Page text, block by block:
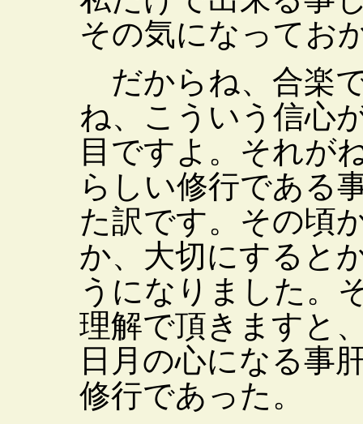
その気になってお
だからね、合楽
ね、こういう信心
目ですよ。それが
らしい修行である
た訳です。その頃
か、大切にすると
うになりました。
理解で頂きますと
日月の心になる事
修行であった。